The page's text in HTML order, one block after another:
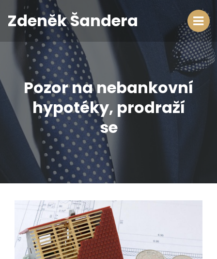
Zdeněk Šandera
Pozor na nebankovní
hypotéky, prodraží
se